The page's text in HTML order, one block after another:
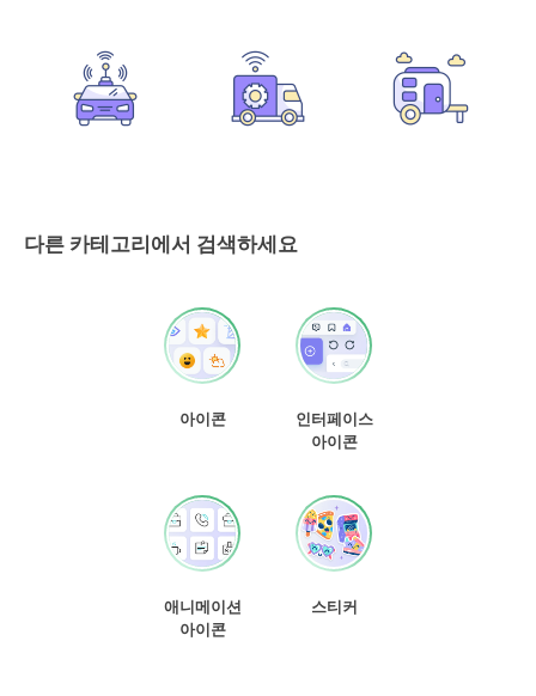
다른 카테고리에서 검색하세요
아이콘
인터페이스
아이콘
애니메이션
아이콘
스티커